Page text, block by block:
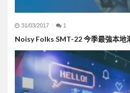
31/03/2017 1
Noisy Folks SMT-22 今季最強本地